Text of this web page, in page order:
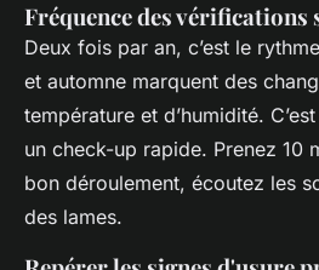
Fréquence des vérifications
Deux fois par an, c’est le
et automne marquent des
température et d’humidité.
un check-up rapide. Prenez 10
bon déroulement, écoutez les
des lames.